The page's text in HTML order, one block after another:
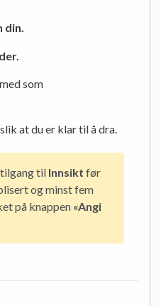
din.
som
at du er klar til å dra.
til Innsikt før
og minst fem
på knappen «Angi